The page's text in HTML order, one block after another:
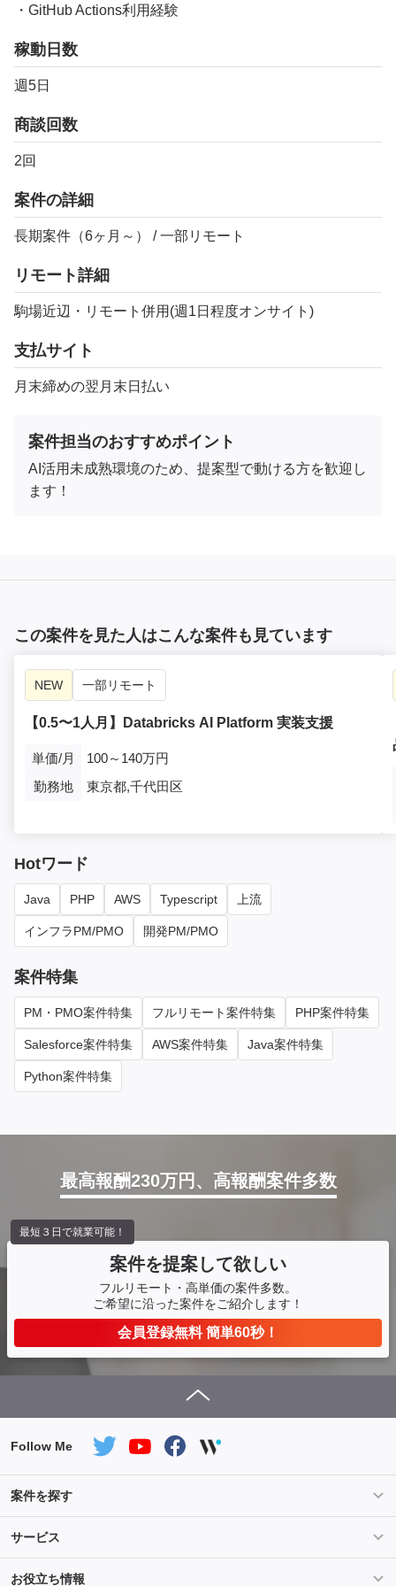
・GitHub Actions利用経験
稼動日数
週5日
商談回数
2回
案件の詳細
長期案件（6ヶ月～） / 一部リモート
リモート詳細
駒場近辺・リモート併用(週1日程度オンサイト)
支払サイト
月末締めの翌月末日払い
案件担当のおすすめポイント
AI活用未成熟環境のため、提案型で動ける方を歓迎し
ます！
この案件を見た人はこんな案件も見ています
NEW 一部リモート
【0.5〜1人月】Databricks AI Platform 実装支援
単価/月
100～140万円
勤務地
東京都,千代田区
Hotワード
Java PHP AWS Typescript 上流
インフラPM/PMO 開発PM/PMO
案件特集
PM・PMO案件特集 フルリモート案件特集 PHP案件特集
Salesforce案件特集 AWS案件特集 Java案件特集
Python案件特集
最高報酬230万円、高報酬案件多数
案件を提案して欲しい
フルリモート・高単価の案件多数。
ご希望に沿った案件をご紹介します！
会員登録無料 簡単60秒！
最短３日で就業可能！
Follow Me
案件を探す
条件を指定して案件を探す
Salesforce案件特集 AWS案件特集
サービス
サービス紹介
お役立ち情報